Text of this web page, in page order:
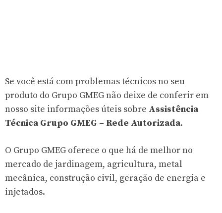
Se você está com problemas técnicos no seu
produto do Grupo GMEG não deixe de conferir em
nosso site informações úteis sobre Assistência
Técnica Grupo GMEG – Rede Autorizada.
O Grupo GMEG oferece o que há de melhor no
mercado de jardinagem, agricultura, metal
mecânica, construção civil, geração de energia e
injetados.